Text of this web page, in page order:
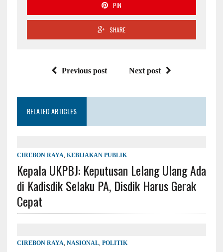
PIN
SHARE
Previous post Next post
RELATED ARTICLES
CIREBON RAYA KEBIJAKAN PUBLIK
Kepala UKPBJ: Keputusan Lelang Ulang Ada
di Kadisdik Selaku PA, Disdik Harus Gerak
Cepat
CIREBON RAYA NASIONAL, POLITIK